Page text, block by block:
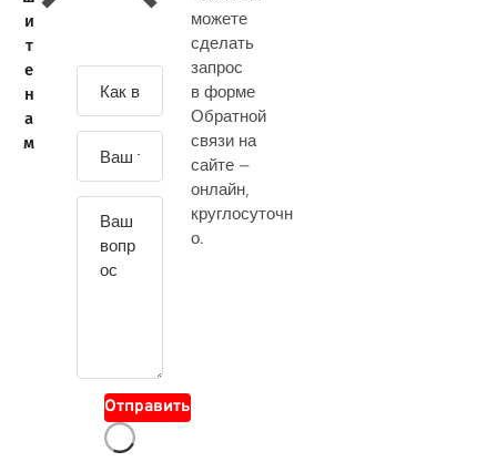
и
т
е
н
а
м
Отправить
можете
сделать
запрос
в форме
Обратной
связи на
сайте —
онлайн,
круглосуточн
о.